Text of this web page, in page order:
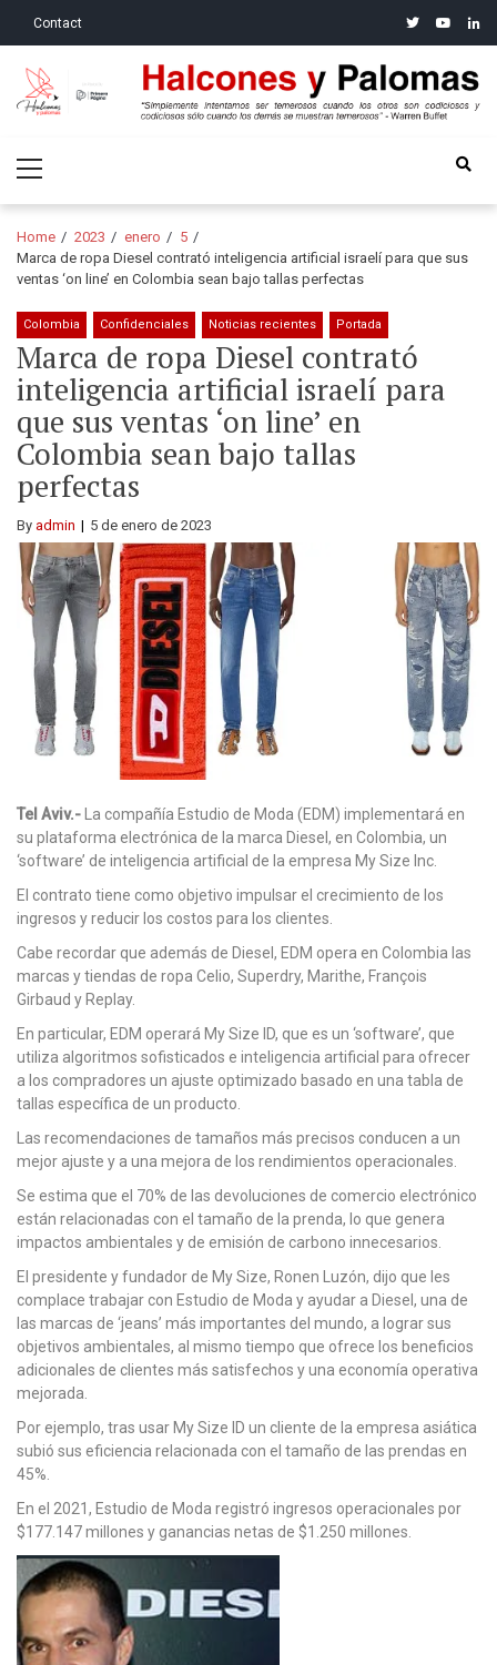
Contact twitteryoutube
Halcones y Palomas
Menu
Home 2023 enero
5
Marca de ropa Diesel contrató inteligencia artificial israelí para que sus
ventas ‘on line’ en Colombia sean bajo tallas perfectas
Colombia Confidenciales Noticias recientes Portada
Marca de ropa Diesel contrató
inteligencia artificial israelí para
que sus ventas ‘on line’ en
Colombia sean bajo tallas
perfectas
By admin 5 de enero de 2023
Tel Aviv.- La compañía Estudio de Moda (EDM) implementará en
su plataforma electrónica de la marca Diesel, en Colombia, un
‘software’ de inteligencia artificial de la empresa My Size Inc.
El contrato tiene como objetivo impulsar el crecimiento de los
ingresos y reducir los costos para los clientes.
Cabe recordar que además de Diesel, EDM opera en Colombia las
marcas y tiendas de ropa Celio, Superdry, Marithe, François
Girbaud y Replay.
En particular, EDM operará My Size ID, que es un ‘software’, que
utiliza algoritmos sofisticados e inteligencia artificial para ofrecer
a los compradores un ajuste optimizado basado en una tabla de
tallas específica de un producto.
Las recomendaciones de tamaños más precisos conducen a un
mejor ajuste y a una mejora de los rendimientos operacionales.
Se estima que el 70% de las devoluciones de comercio electrónico
están relacionadas con el tamaño de la prenda, lo que genera
impactos ambientales y de emisión de carbono innecesarios.
El presidente y fundador de My Size, Ronen Luzón, dijo que les
complace trabajar con Estudio de Moda y ayudar a Diesel, una de
las marcas de ‘jeans’ más importantes del mundo, a lograr sus
objetivos ambientales, al mismo tiempo que ofrece los beneficios
adicionales de clientes más satisfechos y una economía operativa
mejorada.
Por ejemplo, tras usar My Size ID un cliente de la empresa asiática
subió sus eficiencia relacionada con el tamaño de las prendas en
45%.
En el 2021, Estudio de Moda registró ingresos operacionales por
$177.147 millones y ganancias netas de $1.250 millones.